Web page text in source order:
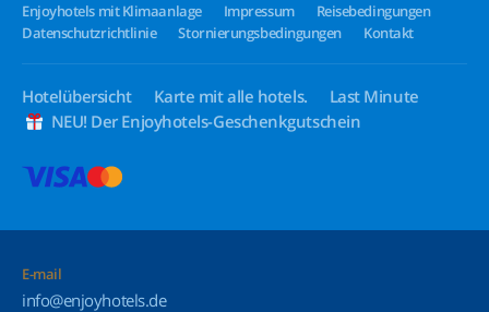
Enjoyhotels mit Klimaanlage
Impressum
Reisebedingungen
Datenschutzrichtlinie
Stornierungsbedingungen Kontakt
Hotelübersicht Karte mit alle hotels.
Last Minute
NEU! Der Enjoyhotels-Geschenkgutschein
E-mail
info@enjoyhotels.de